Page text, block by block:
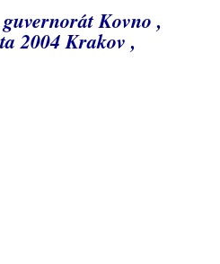
Kovno ,
2004 Krakov ,